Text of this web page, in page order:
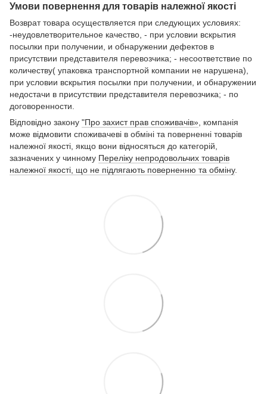
Умови повернення для товарів належної якості
Возврат товара осуществляется при следующих условиях:
-неудовлетворительное качество, - при условии вскрытия
посылки при получении, и обнаружении дефектов в
присутствии представителя перевозчика; - несоответствие по
количеству( упаковка транспортной компании не нарушена),
при условии вскрытия посылки при получении, и обнаружении
недостачи в присутствии представителя перевозчика; - по
договоренности.
Відповідно закону "Про захист прав споживачів», компанія
може відмовити споживачеві в обміні та поверненні товарів
належної якості, якщо вони відносяться до категорій,
зазначених у чинному Переліку непродовольчих товарів
належної якості, що не підлягають поверненню та обміну.